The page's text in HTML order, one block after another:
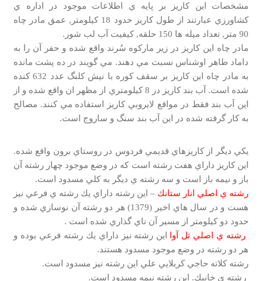
مشخصات اين كاريز بر پايه ي اطلاعات موجود در اداره ي
كشاورزي عبارتند از طول كاريز حدود 18 كيلومتر, عمق مادر چاه
90 متر, تعداد ميله ها 150 حلقه, كيفيت آب لب شور.
مادر چاه اين كاريز در زير ماركوه سُرند واقع شده و حفر آن را به
داماد طاهر اوشناس نسبت مي دهند. مي گويند در ده پشت مانده
به مادر چاه اين كاريز بر سقف كوره با نيش كلنگ عدد 632 كنده
شده است. آب بند كاريز در 8 كيلومتري از مظهر ان واقع شده و از
اين آب بند فقط در مواقع لايروبي كاريز استفاده مي كنند. مصالح
به كار گرفته شده در اين آب بند سنگ و ساروج است.
يكي ديگر از كاريزهاي قديمي فردوس در روستاي برون واقع شده.
اين كاريز داراي هفت رشته است كه در وضع موجود چهار رشته آن
باز و نيمه باز است و سه رشته ي ديگر به كلي مسدود است.
رشته ي اصلي انار ستانك – اين رشته داراي يك رشته ي فرعي نيز
هست و در سال هاي اخير (1379) هر دو رشته آن نوسازي شده و
حدود دو كيلومتر از مسير آن ناي گذاري شده است .
رشته ي اصلي تل آوا اين رشته نيز داراي يك رشته فرعي بوده و
هر دو رشته در وضع موجود مسدود هستند.
رشته كلاته حاجي كربلايي علي اين رشته نيز مسدود است.
رشته ي خانيك. اين رشته نيمه مسدود است.